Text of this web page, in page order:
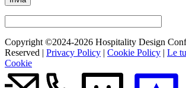
Copyright ©2024-2026 Hospitality Design
Reserved | Privacy Policy | Cookie Policy | Le
Cookie